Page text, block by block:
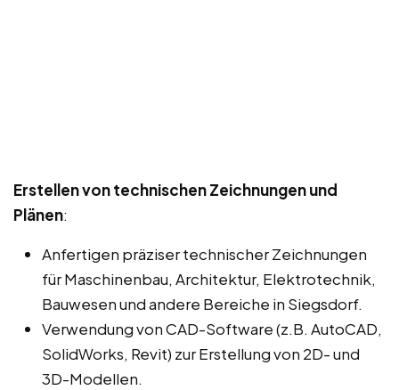
Erstellen von technischen Zeichnungen und
Plänen:
Anfertigen präziser technischer Zeichnungen
für Maschinenbau, Architektur, Elektrotechnik,
Bauwesen und andere Bereiche in Siegsdorf.
Verwendung von CAD-Software (z.B. AutoCAD,
SolidWorks, Revit) zur Erstellung von 2D- und
3D-Modellen.